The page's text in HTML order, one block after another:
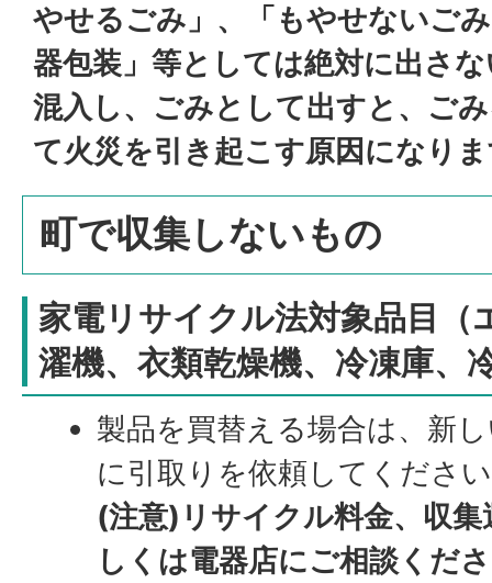
やせるごみ」、「もやせないご
器包装」等としては絶対に出さ
混入し、ごみとして出すと、ご
て火災を引き起こす原因になり
町で収集しないもの
家電リサイクル法対象品目（
濯機、衣類乾燥機、冷凍庫、
製品を買替える場合は、新
に引取りを依頼してくださ
(注意)リサイクル料金、収
しくは電器店にご相談くだ